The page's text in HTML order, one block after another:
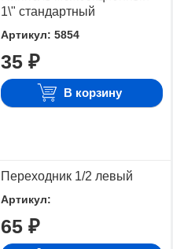
1\" стандартный
Артикул: 5854
35 ₽
В корзину
Переходник 1/2 левый
Артикул:
65 ₽